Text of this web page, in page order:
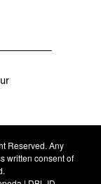
Reserved. Any
written consent of